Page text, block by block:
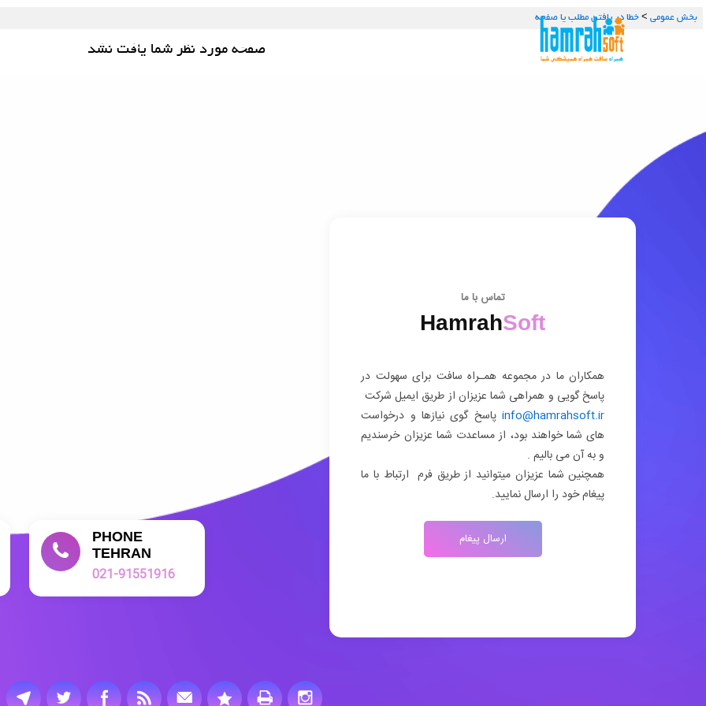
صفحه اصلی خدمات پرداخت آزاد
بخش عمومي > خطا در یافتن مطلب یا صفحه
صفحه مورد نظر شما یافت نشد
تماس با ما
HamrahSoft
همکاران ما در مجموعه همـراه سافت برای سهولت در
پاسخ گویی و همراهی شما عزیزان از طریق ایمیل شرکت
info@hamrahsoft.ir پاسخ گوی نیازها و درخواست
های شما خواهند بود، از مساعدت شما عزیزان خرسندیم
و به آن می بالیم .
همچنین شما عزیزان میتوانید از طریق فرم ارتباط با ما
پیغام خود را ارسال نمایید.
ارسال پیغام
PHONE
TEHRAN
021-91551916